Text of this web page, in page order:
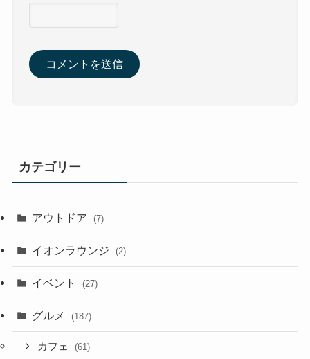
カテゴリー
アウトドア (7)
イオンラウンジ (2)
イベント (27)
グルメ (187)
カフェ (61)